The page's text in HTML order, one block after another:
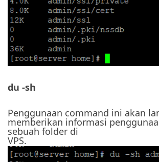
du -sh
Penggunaan command ini akan
memberikan informasi
sebuah folder di
VPS.